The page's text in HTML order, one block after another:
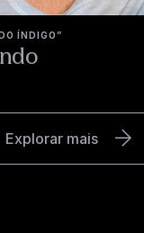
ÍNDIGO”
Explorar mais